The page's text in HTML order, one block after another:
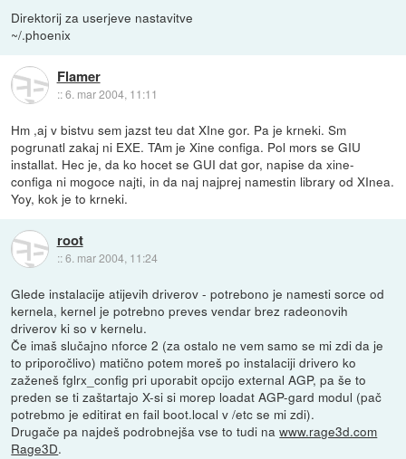
Direktorij za userjeve nastavitve
~/.phoenix
Flamer
::6. mar 2004, 11:11
Hm ,aj v bistvu sem jazst teu dat XIne gor. Pa je krneki. Sm
pogrunatl zakaj ni EXE. TAm je Xine configa. Pol mors se GIU
installat. Hec je, da ko hocet se GUI dat gor, napise da xine-
configa ni mogoce najti, in da naj najprej namestin library od XInea.
Yoy, kok je to krneki.
root
::6. mar 2004, 11:24
Glede instalacije atijevih driverov - potrebono je namesti sorce od
kernela, kernel je potrebno preves vendar brez radeonovih
driverov ki so v kernelu.
Če imaš slučajno nforce 2 (za ostalo ne vem samo se mi zdi da je
to priporočlivo) matično potem moreš po instalaciji drivero ko
zaženeš fglrx_config pri uporabit opcijo external AGP, pa še to
preden se ti zaštartajo X-si si morep loadat AGP-gard modul (pač
potrebmo je editirat en fail boot.local v /etc se mi zdi).
Drugače pa najdeš podrobnejša vse to tudi nawww.rage3d.com
Rage3D.